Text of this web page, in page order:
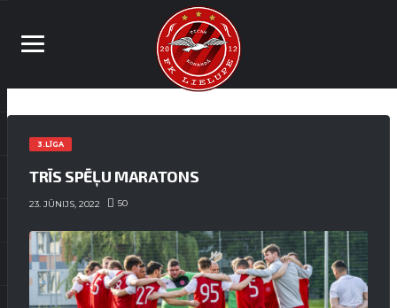
3.LĪGA
TRĪS SPĒĻU MARATONS
23. JŪNIJS, 2022 50